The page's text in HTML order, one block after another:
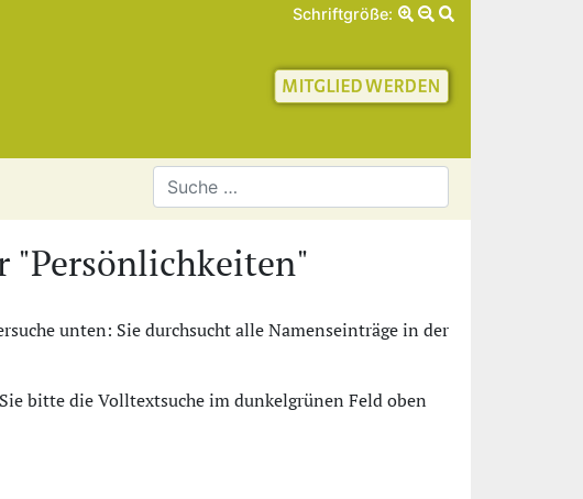
Schriftgröße:
für Geschichte
"Persönlichkeiten"
unten: Sie durchsucht alle Namenseinträge in der
bitte die Volltextsuche im dunkelgrünen Feld oben